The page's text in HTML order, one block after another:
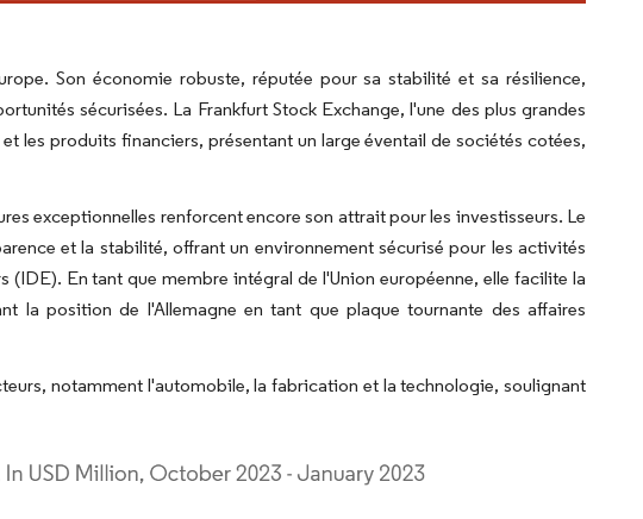
Son économie robuste, réputée pour sa stabilité et sa résilience,
sécurisées. La Frankfurt Stock Exchange, l'une des plus grandes
les produits financiers, présentant un large éventail de sociétés cotées,
exceptionnelles renforcent encore son attrait pour les investisseurs. Le
et la stabilité, offrant un environnement sécurisé pour les activités
En tant que membre intégral de l'Union européenne, elle facilite la
la position de l'Allemagne en tant que plaque tournante des affaires
notamment l'automobile, la fabrication et la technologie, soulignant